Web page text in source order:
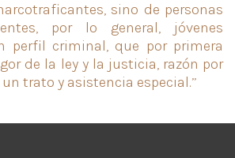
sino de personas
por lo general, jóvenes
perfil criminal, que por primera
de la ley y la justicia, razón por
trato y asistencia especial.”